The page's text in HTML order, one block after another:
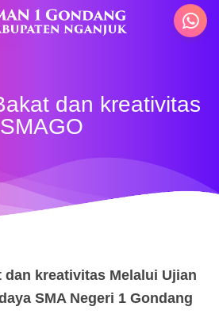
dan kreativitas
SMAGO
dan kreativitas Melalui Ujian
SMA Negeri 1 Gondang